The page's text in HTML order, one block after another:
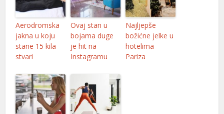
Aerodromska
jakna u koju
stane 15 kila
stvari
Ovaj stan u
bojama duge
je hit na
Instagramu
Najljepše
božićne jelke u
hotelima
Pariza